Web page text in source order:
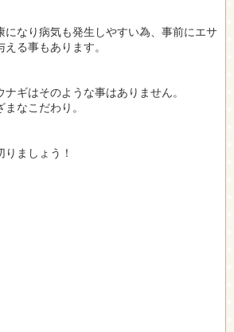
になり病気も発生しやすい為、事前にエサ
る事もあります。
ギはそのような事はありません。
なこだわり。
ましょう！